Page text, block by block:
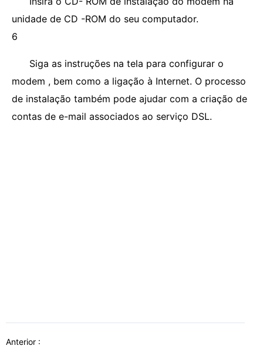
unidade de CD -ROM do seu computador.
6
Siga as instruções na tela para configurar o
modem , bem como a ligação à Internet. O processo
de instalação também pode ajudar com a criação de
contas de e-mail associados ao serviço DSL.
Anterior :